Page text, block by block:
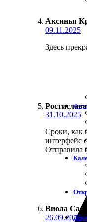
Аксинья
09.11.2025
Здесь
31.10.2025
Сроки, как
интерфейс
Отправила
Виола
26.09.2025